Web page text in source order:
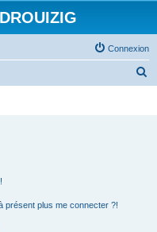
Connexion
présent plus me connecter ?!